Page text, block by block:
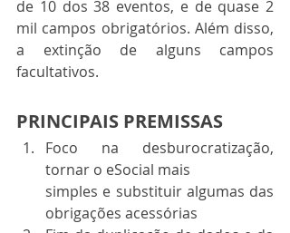
de 10 dos 38 eventos, e de quase 2
mil campos obrigatórios. Além disso,
a extinção de alguns campos
facultativos.
PRINCIPAIS PREMISSAS
Foco na desburocratização,
tornar o eSocial mais
simples e substituir algumas das
obrigações acessórias